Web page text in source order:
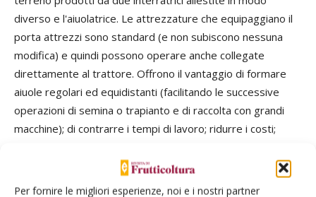
Per fornire le migliori esperienze, noi e i nostri partner
diverso e l'aiuolatrice. Le attrezzature che equipaggiano il
porta attrezzi sono standard (e non subiscono nessuna
modifica) e quindi possono operare anche collegate
direttamente al trattore. Offrono il vantaggio di formare
aiuole regolari ed equidistanti (facilitando le successive
operazioni di semina o trapianto e di raccolta con grandi
macchine); di contrarre i tempi di lavoro; ridurre i costi;
poteva mancare in questa sfilata di grandi tecnologie
l'antesignana Futura di